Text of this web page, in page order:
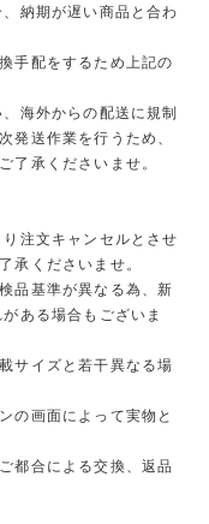
納期が遅い商品と合わ
手配をするため上記の
海外からの配送に規制
発送作業を行うため、
了承くださいませ。
注文キャンセルとさせ
承くださいませ。
品基準が異なる為、新
ある場合もございま
サイズと若干異なる場
の画面によって実物と
都合による交換、返品